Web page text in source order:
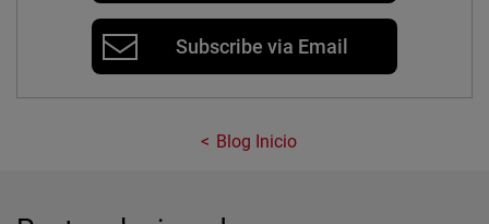
Subscribe via Email
Blog Inicio